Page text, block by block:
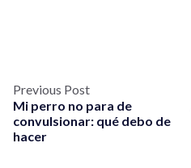
Previous Post
Mi perro no para de
convulsionar: qué debo de
hacer